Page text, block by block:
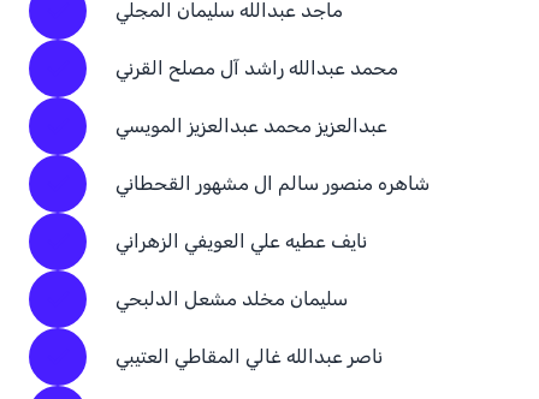
ماجد عبدالله سليمان المجلي
محمد عبدالله راشد آل مصلح القرني
عبدالعزيز محمد عبدالعزيز المويسي
شاهره منصور سالم ال مشهور القحطاني
نايف عطيه علي العويفي الزهراني
سليمان مخلد مشعل الدلبحي
ناصر عبدالله غالي المقاطي العتيبي